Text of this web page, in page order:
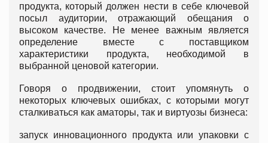
продукта, который должен нести в себе ключевой
посыл аудитории, отражающий обещания о
высоком качестве. Не менее важным является
определение вместе с поставщиком
характеристики продукта, необходимой в
выбранной ценовой категории.
Говоря о продвижении, стоит упомянуть о
некоторых ключевых ошибках, с которыми могут
сталкиваться как аматоры, так и виртуозы бизнеса:
запуск инновационного продукта или упаковки с